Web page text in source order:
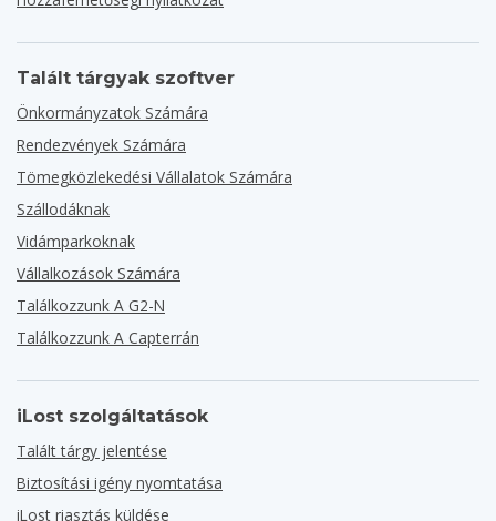
Talált tárgyak szoftver
Önkormányzatok Számára
Rendezvények Számára
Tömegközlekedési Vállalatok Számára
Szállodáknak
Vidámparkoknak
Vállalkozások Számára
Találkozzunk A G2-N
Találkozzunk A Capterrán
iLost szolgáltatások
Talált tárgy jelentése
Biztosítási igény nyomtatása
iLost riasztás küldése